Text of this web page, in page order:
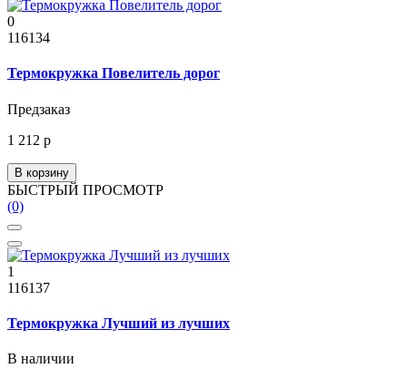
0
116134
Термокружка Повелитель дорог
Предзаказ
1 212 р
В корзину
БЫСТРЫЙ ПРОСМОТР
(0)
1
116137
Термокружка Лучший из лучших
В наличии